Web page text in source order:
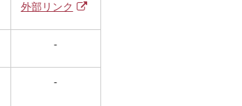
外部リンク
-
-